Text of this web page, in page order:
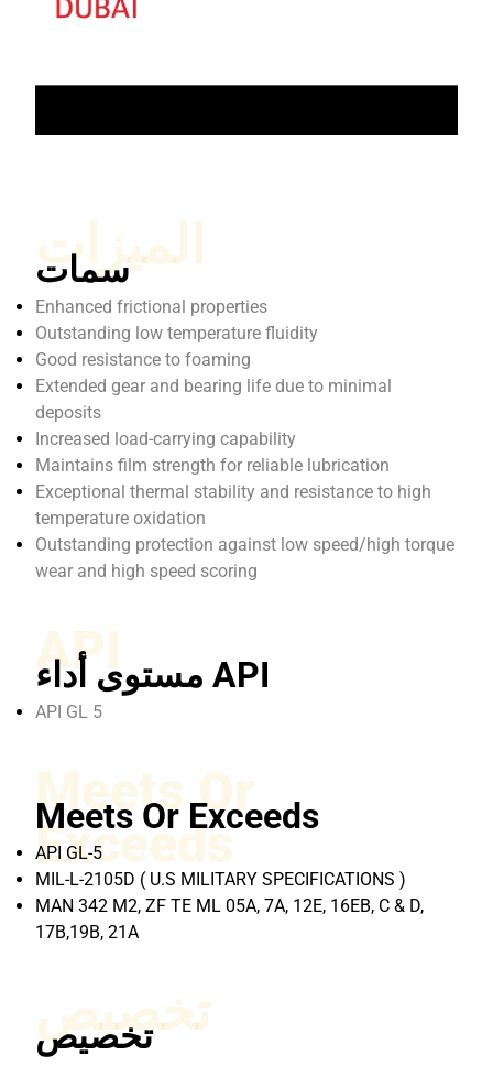
الميزات
سمات
Enhanced frictional properties
Outstanding low temperature fluidity
Good resistance to foaming
Extended gear and bearing life due to minimal
deposits
Increased load-carrying capability
Maintains film strength for reliable lubrication
Exceptional thermal stability and resistance to high
temperature oxidation
Outstanding protection against low speed/high torque
wear and high speed scoring
API مستوى أداء API
API GL 5
Meets Or
Exceeds
Meets Or Exceeds
API GL-5
MIL-L-2105D ( U.S MILITARY SPECIFICATIONS )
MAN 342 M2, ZF TE ML 05A, 7A, 12E, 16EB, C & D,
17B,19B, 21A
تخصيص
تخصيص